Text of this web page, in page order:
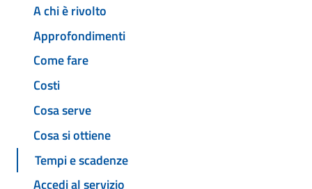
A chi è rivolto
Approfondimenti
Come fare
Costi
Cosa serve
Cosa si ottiene
Tempi e scadenze
Accedi al servizio